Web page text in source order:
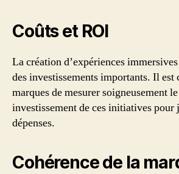
Coûts et ROI
La création d’expériences
des investissements importants. Il est
marques de mesurer soigneusement
investissement de ces initiatives
dépenses.
Cohérence de la